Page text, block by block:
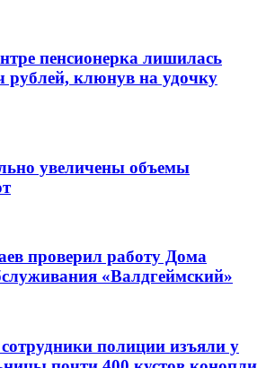
пенсионерка лишилась
рублей, клюнув на удочку
увеличены объемы
проверил работу Дома
«Валдгеймский»
полиции изъяли у